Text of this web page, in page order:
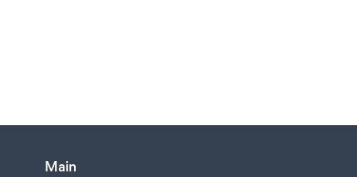
Main